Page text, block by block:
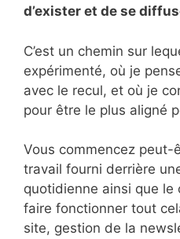
d’exister et de se
C’est un chemin sur
expérimenté, où je
avec le recul, et où je
pour être le plus aligné
Vous commencez peut-
travail fourni derrière
quotidienne ainsi que le
faire fonctionner tout
site, gestion de la